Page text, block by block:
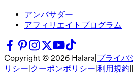
アンバサダー
アフィリエイトプログラム
Copyright © 2026 Halara プライバ
リシー クーポンポリシー 利用規約